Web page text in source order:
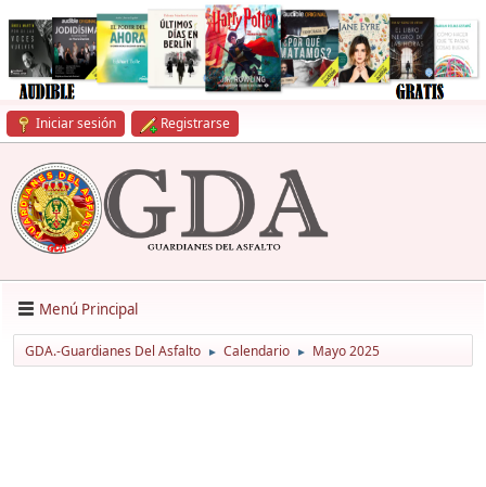
Iniciar sesión Registrarse
Menú Principal
GDA.-Guardianes Del Asfalto ► Calendario ► Mayo 2025